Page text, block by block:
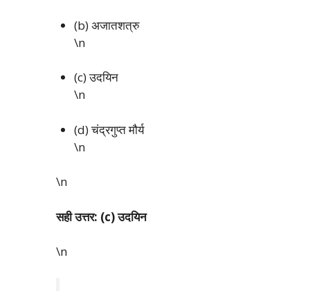
(b) अजातशत्रु
\n
(c) उदयिन
\n
(d) चंद्रगुप्त मौर्य
\n
\n
सही उत्तर: (c) उदयिन
\n